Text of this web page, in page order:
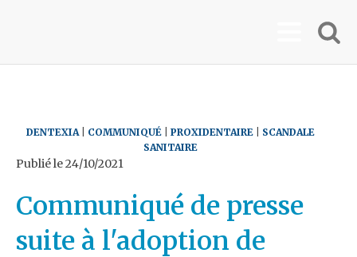
DENTEXIA| COMMUNIQUÉ PROXIDENTAIRE
SCANDALE
SANITAIRE
Publié le24/10/2021
Communiqué de presse
suite à l'adoption de